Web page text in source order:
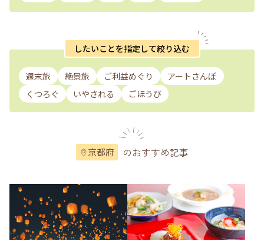
したいことを指定して絞り込む
週末旅 絶景旅 ご利益めぐり
アートさんぽ
くつろぐ
いやされる ごほうび
京都府 のおすすめ記事